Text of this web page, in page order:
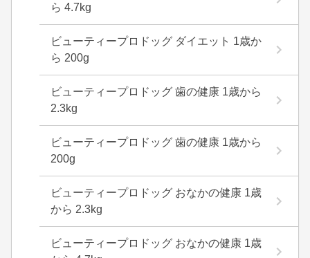
ら 4.7kg
ビューティープロドッグ ダイエット 1歳か
ら 200g
ビューティープロドッグ 歯の健康 1歳から
2.3kg
ビューティープロドッグ 歯の健康 1歳から
200g
ビューティープロドッグ おなかの健康 1歳
から 2.3kg
ビューティープロドッグ おなかの健康 1歳